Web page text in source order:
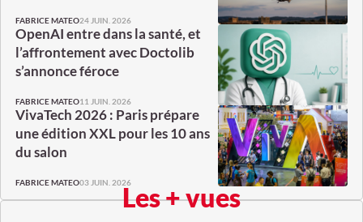
FABRICE MATEO24 JUIN. 2026
OpenAI entre dans la santé, et
l’affrontement avec Doctolib
s’annonce féroce
FABRICE MATEO11 JUIN. 2026
VivaTech 2026 : Paris prépare
une édition XXL pour les 10 ans
du salon
FABRICE MATEO03 JUIN. 2026Les + vues